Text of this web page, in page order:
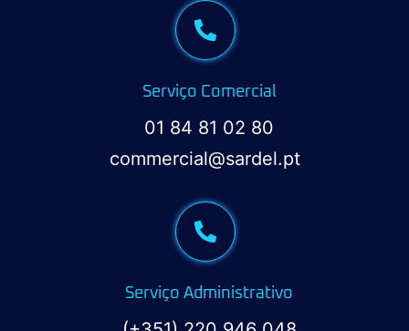
Serviço Comercial
01 84 81 02 80
commercial@sardel.pt
Serviço Administrativo